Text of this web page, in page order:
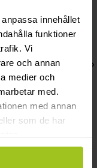
innehållet
funktioner
Vi
och annan
medier och
med.
med annan
som de har
De Lion
necklace